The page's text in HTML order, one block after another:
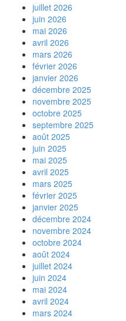
juillet 2026
juin 2026
mai 2026
avril 2026
mars 2026
février 2026
janvier 2026
décembre 2025
novembre 2025
octobre 2025
septembre 2025
août 2025
juin 2025
mai 2025
avril 2025
mars 2025
février 2025
janvier 2025
décembre 2024
novembre 2024
octobre 2024
août 2024
juillet 2024
juin 2024
mai 2024
avril 2024
mars 2024